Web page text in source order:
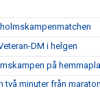
DM i helgen
på
två minuter från